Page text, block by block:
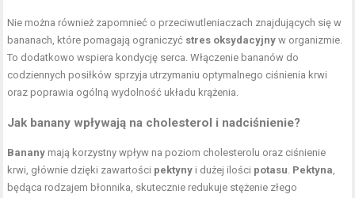
Nie można również zapomnieć o przeciwutleniaczach znajdujących się w
bananach, które pomagają ograniczyć stres oksydacyjny w organizmie.
To dodatkowo wspiera kondycję serca. Włączenie bananów do
codziennych posiłków sprzyja utrzymaniu optymalnego ciśnienia krwi
oraz poprawia ogólną wydolność układu krążenia.
Jak banany wpływają na cholesterol i nadciśnienie?
Banany mają korzystny wpływ na poziom cholesterolu oraz ciśnienie
krwi, głównie dzięki zawartości pektyny i dużej ilości potasu. Pektyna,
będąca rodzajem błonnika, skutecznie redukuje stężenie złego